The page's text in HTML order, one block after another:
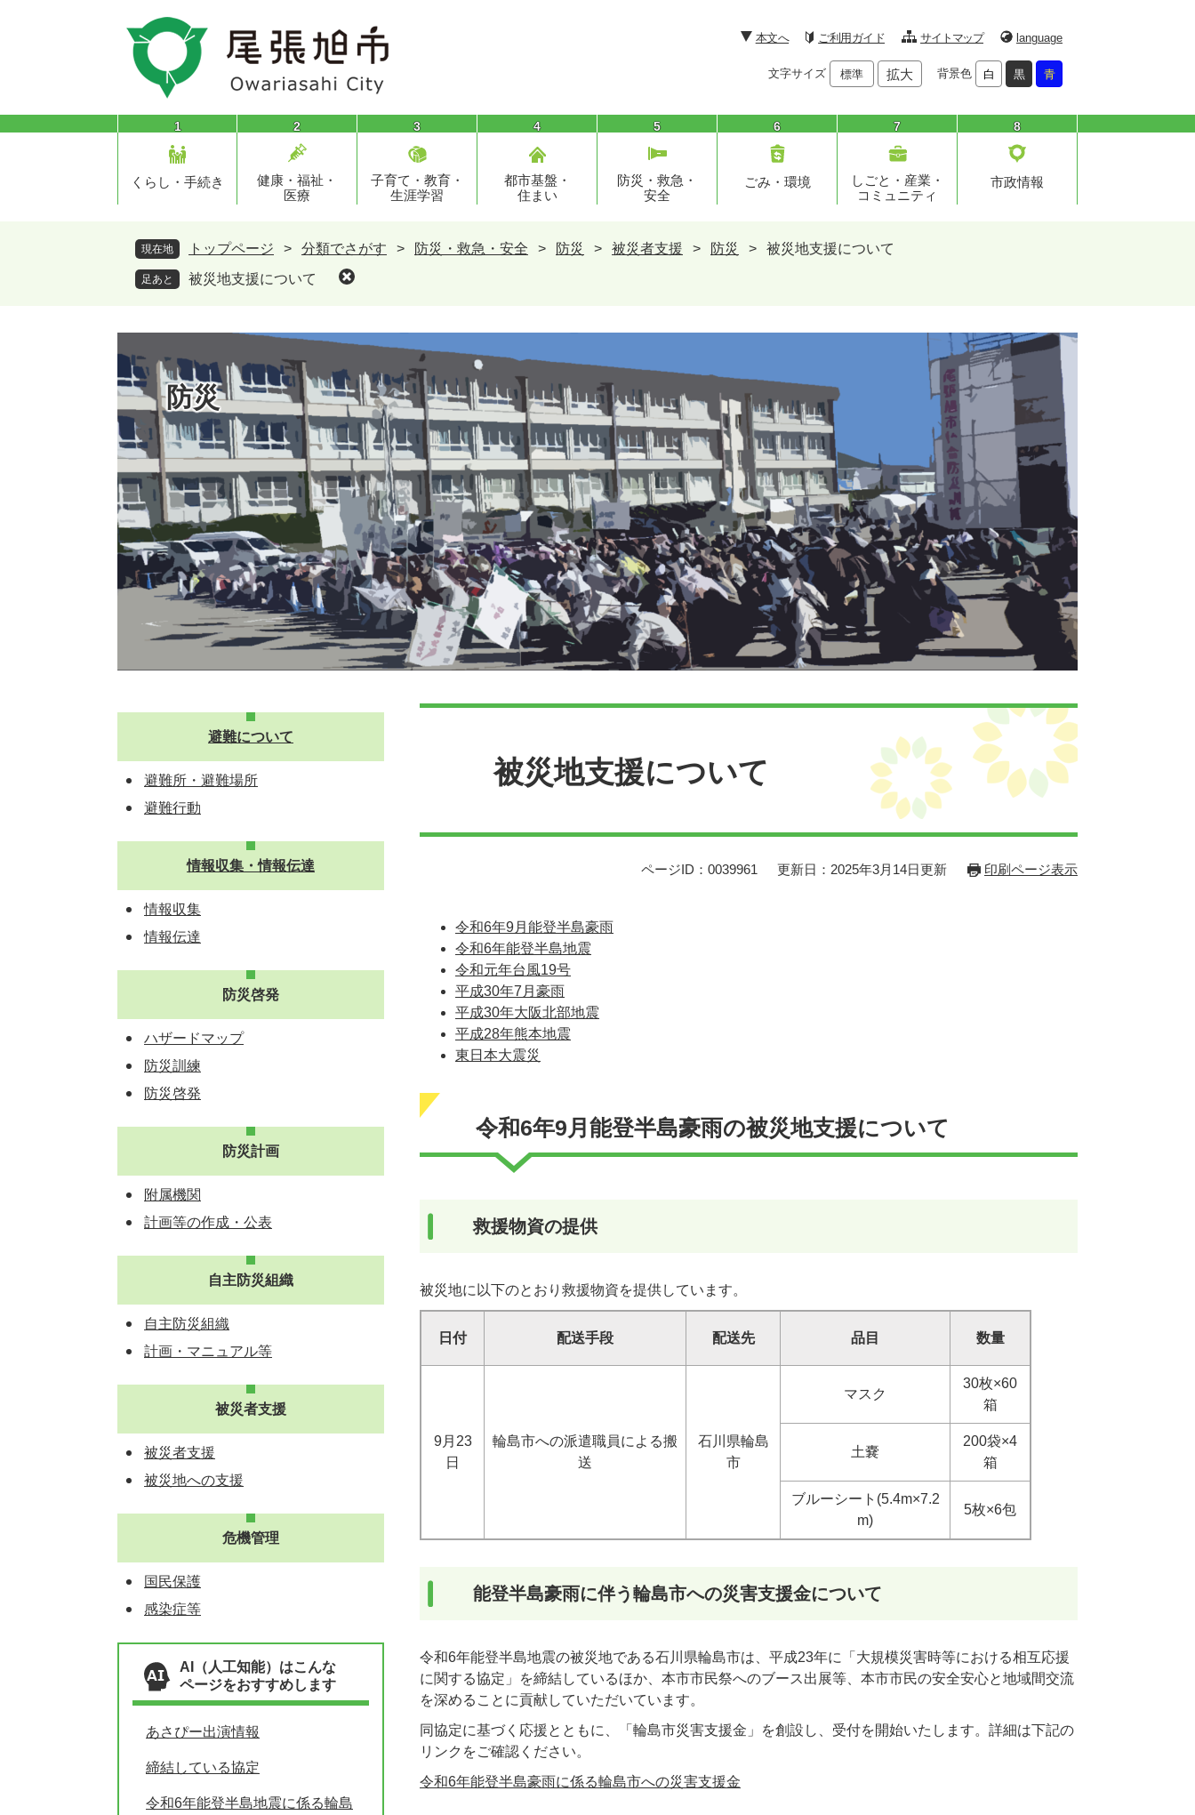
頭
飛
本文へ ご利用ガイド サイトマップ language
文字サイズ 標準 拡大 背景色 白 黒 青
1
くらし・手続き
2
健康・福祉・
医療
3
子育て・教育・
生涯学習
4
都市基盤・
住まい
5
防災・救急・
安全
6
ごみ・環境
7
しごと・産業・
コミュニティ
8
市政情報
現在地 トップページ > 分類でさがす > 防災・救急・安全 > 防災 > 被災者支援 > 防災 > 被災地支援について
足あと 被災地支援について
防災
被災地支援について
ページID：0039961 更新日：2025年3月14日更新 印刷ページ表示
令和6年9月能登半島豪雨
令和6年能登半島地震
令和元年台風19号
平成30年7月豪雨
平成30年大阪北部地震
平成28年熊本地震
東日本大震災
令和6年9月能登半島豪雨の被災地支援について
救援物資の提供
被災地に以下のとおり救援物資を提供しています。
日付 配送手段 配送先 品目 数量
9月23
日
輪島市への派遣職員による搬
送
石川県輪島
市
マスク
30枚×60
箱
土嚢
200袋×4
箱
ブルーシート(5.4m×7.2
m)
5枚×6包
能登半島豪雨に伴う輪島市への災害支援金について
令和6年能登半島地震の被災地である石川県輪島市は、平成23年に「大規模災害時等における相互応援
に関する協定」を締結しているほか、本市市民祭へのブース出展等、本市市民の安全安心と地域間交流
を深めることに貢献していただいています。
同協定に基づく応援とともに、「輪島市災害支援金」を創設し、受付を開始いたします。詳細は下記の
リンクをご確認ください。
令和6年能登半島豪雨に係る輪島市への災害支援金
避難について
避難所・避難場所
避難行動
情報収集・情報伝達
情報収集
情報伝達
防災啓発
ハザードマップ
防災訓練
防災啓発
防災計画
附属機関
計画等の作成・公表
自主防災組織
自主防災組織
計画・マニュアル等
被災者支援
被災者支援
被災地への支援
危機管理
国民保護
感染症等
AI（人工知能）はこんな
ページをおすすめします
あさぴー出演情報
締結している協定
令和6年能登半島地震に係る輪島